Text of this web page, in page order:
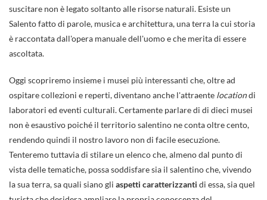
suscitare non è legato soltanto alle risorse naturali. Esiste un
Salento fatto di parole, musica e architettura, una terra la cui storia
è raccontata dall'opera manuale dell'uomo e che merita di essere
ascoltata.
Oggi scopriremo insieme i musei più interessanti che, oltre ad
ospitare collezioni e reperti, diventano anche l'attraente locationdi
laboratori ed eventi culturali. Certamente parlare di di dieci musei
non è esaustivo poiché il territorio salentino ne conta oltre cento,
rendendo quindi il nostro lavoro non di facile esecuzione.
Tenteremo tuttavia di stilare un elenco che, almeno dal punto di
vista delle tematiche, possa soddisfare sia il salentino che, vivendo
la sua terra, sa quali siano gli aspetti caratterizzanti di essa, sia quel